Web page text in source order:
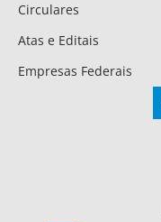
Circulares
Atas e Editais
Empresas Federais